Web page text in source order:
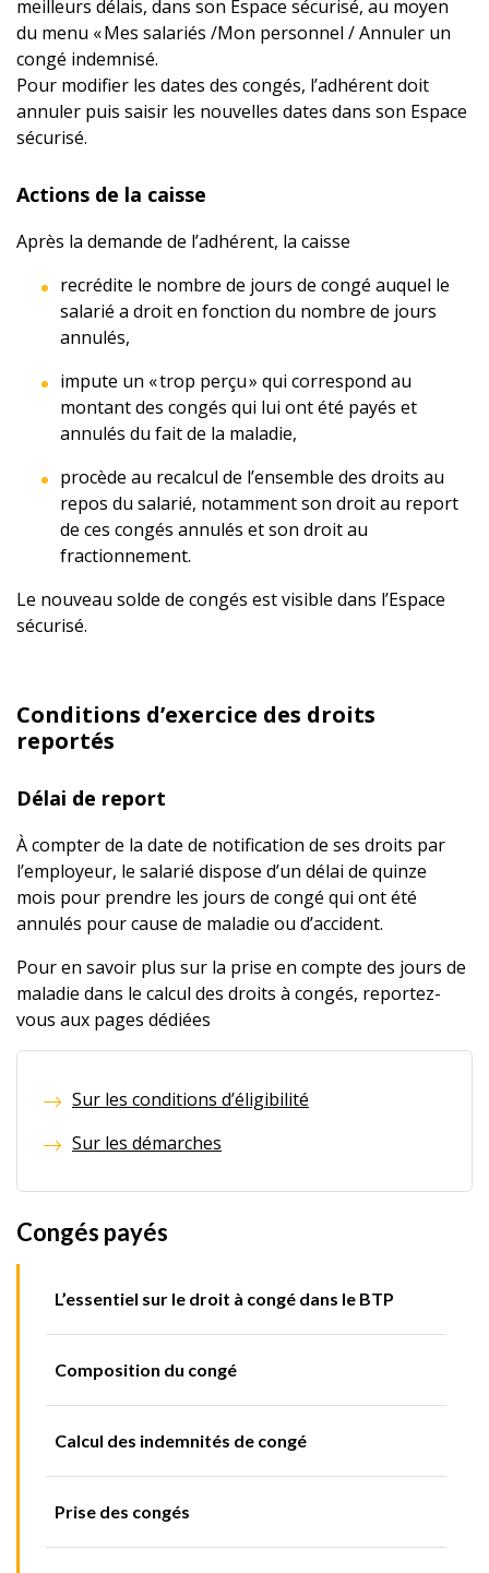
meilleurs délais, dans son Espace sécurisé, au moyen
du menu « Mes salariés /Mon personnel / Annuler un
congé indemnisé.
Pour modifier les dates des congés, l’adhérent doit
annuler puis saisir les nouvelles dates dans son Espace
sécurisé.
Actions de la caisse
Après la demande de l’adhérent, la caisse
recrédite le nombre de jours de congé auquel le
salarié a droit en fonction du nombre de jours
annulés,
impute un « trop perçu » qui correspond au
montant des congés qui lui ont été payés et
annulés du fait de la maladie,
procède au recalcul de l’ensemble des droits au
repos du salarié, notamment son droit au report
de ces congés annulés et son droit au
fractionnement.
Le nouveau solde de congés est visible dans l’Espace
sécurisé.
Conditions d’exercice des droits
reportés
Délai de report
À compter de la date de notification de ses droits par
l’employeur, le salarié dispose d’un délai de quinze
mois pour prendre les jours de congé qui ont été
annulés pour cause de maladie ou d’accident.
Pour en savoir plus sur la prise en compte des jours de
maladie dans le calcul des droits à congés, reportez-
vous aux pages dédiées
Sur les conditions d’éligibilité
Sur les démarches
Congés payés
L’essentiel sur le droit à congé dans le BTP
Composition du congé
Calcul des indemnités de congé
Prise des congés